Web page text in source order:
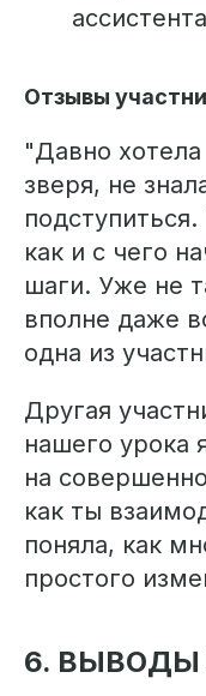
Отзывы
"Давно хотела
зверя, не
как и с чего
шаги. Уже не
вполне даже
одна из
Другая
нашего урока
на
как ты
поняла, как
простого
6. ВЫВОДЫ